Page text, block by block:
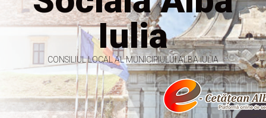
Iulia
CONSILIUL LOCAL AL MUNICIPIULUI ALBA IULIA